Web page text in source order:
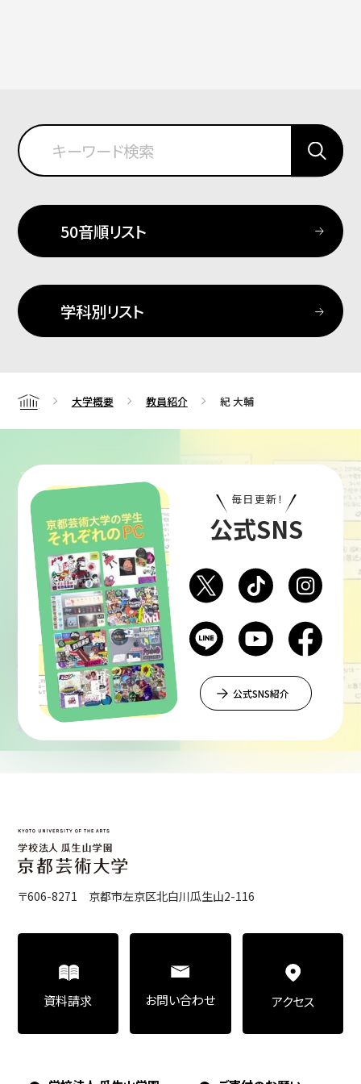
50音順リスト
学科別リスト
Home 大学概要 教員紹介 紀 大輔
毎日更新！
公式SNS
公式SNS紹介
〒606-8271 京都市左京区北白川瓜生山2-116
資料請求 お問い合わせ アクセス